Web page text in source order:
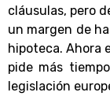
cláusulas, pero
un margen de
hipoteca. Ahora
pide más
legislación